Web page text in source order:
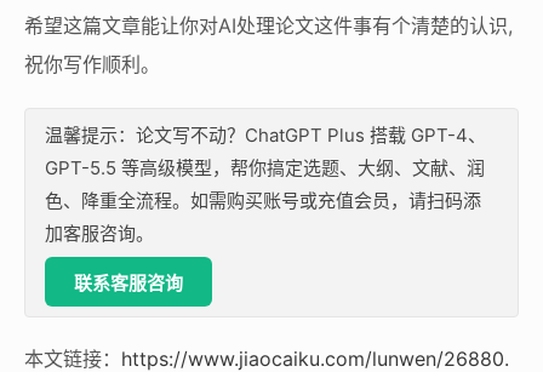
希望这篇文章能让你对AI处理论文这件事有个清楚的认识,
祝你写作顺利。
温馨提示：论文写不动？ChatGPT Plus 搭载 GPT-4、
GPT-5.5 等高级模型，帮你搞定选题、大纲、文献、润
色、降重全流程。如需购买账号或充值会员，请扫码添
加客服咨询。
联系客服咨询
本文链接： https://www.jiaocaiku.com/lunwen/26880.